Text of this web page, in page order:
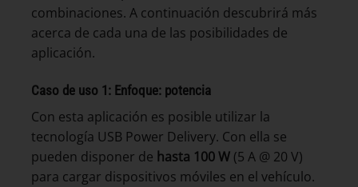
combinaciones. A continuación descubrirá más
acerca de cada una de las posibilidades de
aplicación.
Caso de uso 1: Enfoque: potencia
Con esta aplicación es posible utilizar la
tecnología USB Power Delivery. Con ella se
pueden disponer de hasta 100 W (5 A @ 20 V)
para cargar dispositivos móviles en el vehículo.